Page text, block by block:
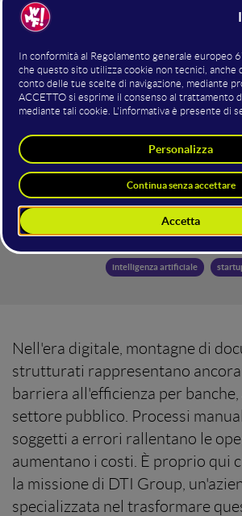
Germania, esplorando
dell'azienda, che unisce una
di settore con un'utilizzo dell'AI
risolvere problemi concreti. Un
esplora il presente e il futuro
Martedì 15 Luglio 2025 Cristina
intelligenza artificiale
Nell'era digitale, montagne di
strutturati rappresentano
barriera all'efficienza per
settore pubblico. Processi
soggetti a errori rallentano le
aumentano i costi. È proprio qui
la missione di DTI Group,
specializzata nel trasformare